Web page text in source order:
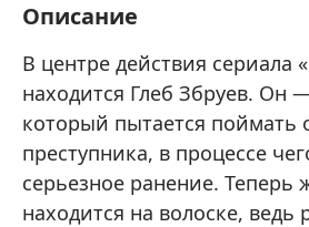
Описание
В центре действия сериала
находится Глеб Збруев. Он
который пытается поймать
преступника, в процессе
серьезное ранение. Теперь
находится на волоске, ведь